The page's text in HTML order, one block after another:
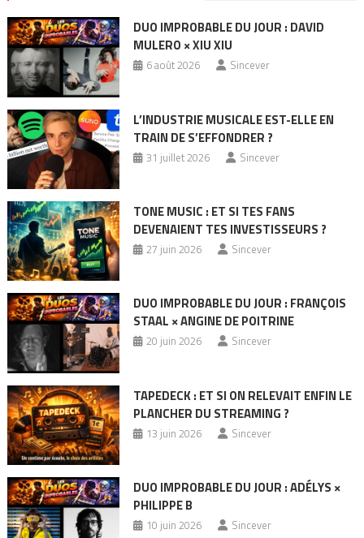
DUO IMPROBABLE DU JOUR : DAVID
MULERO × XIU XIU
6 août 2026 Sincever
L’INDUSTRIE MUSICALE EST-ELLE EN
TRAIN DE S’EFFONDRER ?
31 juillet 2026 Sincever
TONE MUSIC : ET SI TES FANS
DEVENAIENT TES INVESTISSEURS ?
27 juin 2026 Sincever
DUO IMPROBABLE DU JOUR : FRANÇOIS
STAAL × ANGINE DE POITRINE
20 juin 2026 Sincever
TAPEDECK : ET SI ON RELEVAIT ENFIN LE
PLANCHER DU STREAMING ?
13 juin 2026 Sincever
DUO IMPROBABLE DU JOUR : ADÉLYS ×
PHILIPPE B
10 juin 2026 Sincever